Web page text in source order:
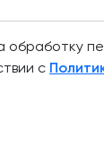
обработку
с